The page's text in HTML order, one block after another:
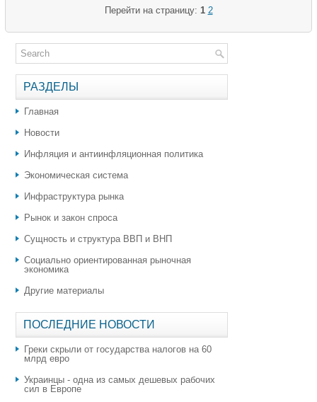
Перейти на страницу: 1 2
РАЗДЕЛЫ
Главная
Новости
Инфляция и антиинфляционная политика
Экономическая система
Инфраструктура рынка
Рынок и закон спроса
Сущность и структура ВВП и ВНП
Социально ориентированная рыночная
экономика
Другие материалы
ПОСЛЕДНИЕ НОВОСТИ
Греки скрыли от государства налогов на 60
млрд евро
Украинцы - одна из самых дешевых рабочих
сил в Европе